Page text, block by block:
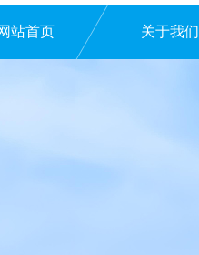
站首页 关于我们